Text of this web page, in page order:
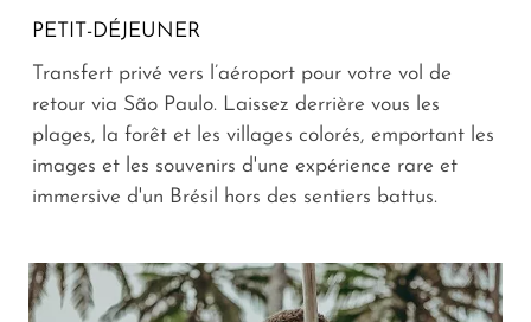
PETIT-DÉJEUNER
Transfert privé vers l’aéroport pour votre vol de
retour via São Paulo. Laissez derrière vous les
plages, la forêt et les villages colorés, emportant les
images et les souvenirs d'une expérience rare et
immersive d'un Brésil hors des sentiers battus.